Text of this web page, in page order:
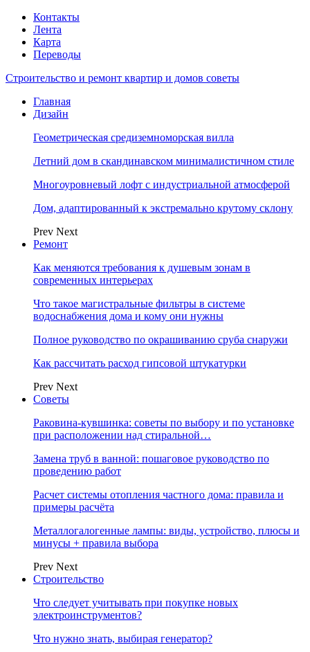
Контакты
Лента
Карта
Переводы
Строительство и ремонт квартир и домов советы
Главная
Дизайн
Геометрическая средиземноморская вилла
Летний дом в скандинавском минималистичном стиле
Многоуровневый лофт с индустриальной атмосферой
Дом, адаптированный к экстремально крутому склону
Prev Next
Ремонт
Как меняются требования к душевым зонам в
современных интерьерах
Что такое магистральные фильтры в системе
водоснабжения дома и кому они нужны
Полное руководство по окрашиванию сруба снаружи
Как рассчитать расход гипсовой штукатурки
Prev Next
Советы
Раковина-кувшинка: советы по выбору и по установке
при расположении над стиральной…
Замена труб в ванной: пошаговое руководство по
проведению работ
Расчет системы отопления частного дома: правила и
примеры расчёта
Металлогалогенные лампы: виды, устройство, плюсы и
минусы + правила выбора
Prev Next
Строительство
Что следует учитывать при покупке новых
электроинструментов?
Что нужно знать, выбирая генератор?